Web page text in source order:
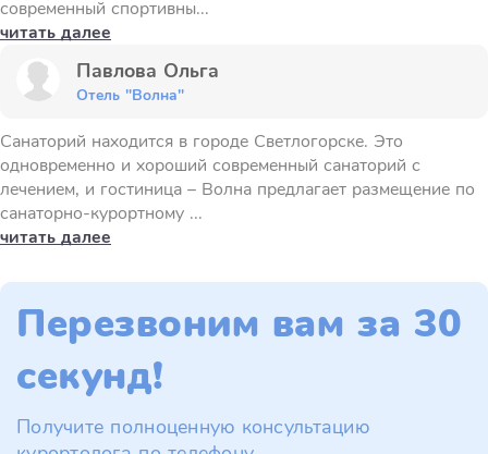
современный спортивны...
читать далее
Павлова Ольга
Отель "Волна"
Санаторий находится в городе Светлогорске. Это
одновременно и хороший современный санаторий с
лечением, и гостиница – Волна предлагает размещение по
санаторно-курортному ...
читать далее
Перезвоним вам за 30
секунд!
Получите полноценную консультацию